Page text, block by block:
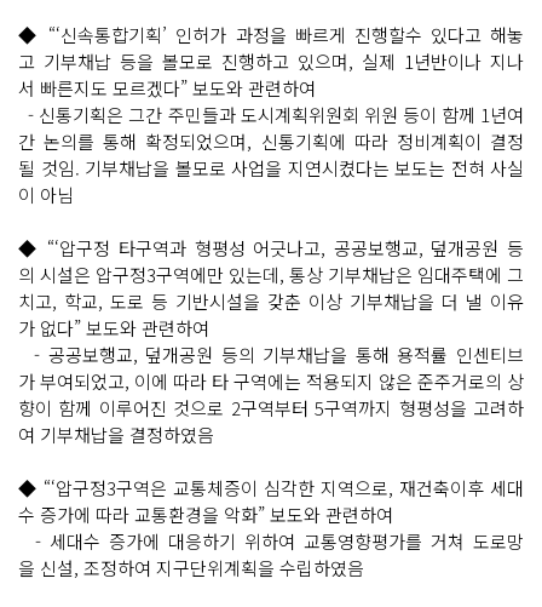
◆ “‘신속통합기획’ 인허가 과정을 빠르게 진행할수 있다고 해놓
고 기부채납 등을 볼모로 진행하고 있으며, 실제 1년반이나 지나
서 빠른지도 모르겠다” 보도와 관련하여
- 신통기획은 그간 주민들과 도시계획위원회 위원 등이 함께 1년여
간 논의를 통해 확정되었으며, 신통기획에 따라 정비계획이 결정
될 것임. 기부채납을 볼모로 사업을 지연시켰다는 보도는 전혀 사실
이 아님
◆ “‘압구정 타구역과 형평성 어긋나고, 공공보행교, 덮개공원 등
의 시설은 압구정3구역에만 있는데, 통상 기부채납은 임대주택에 그
치고, 학교, 도로 등 기반시설을 갖춘 이상 기부채납을 더 낼 이유
가 없다” 보도와 관련하여
- 공공보행교, 덮개공원 등의 기부채납을 통해 용적률 인센티브
가 부여되었고, 이에 따라 타 구역에는 적용되지 않은 준주거로의 상
향이 함께 이루어진 것으로 2구역부터 5구역까지 형평성을 고려하
여 기부채납을 결정하였음
◆ “‘압구정3구역은 교통체증이 심각한 지역으로, 재건축이후 세대
수 증가에 따라 교통환경을 악화” 보도와 관련하여
- 세대수 증가에 대응하기 위하여 교통영향평가를 거쳐 도로망
을 신설, 조정하여 지구단위계획을 수립하였음